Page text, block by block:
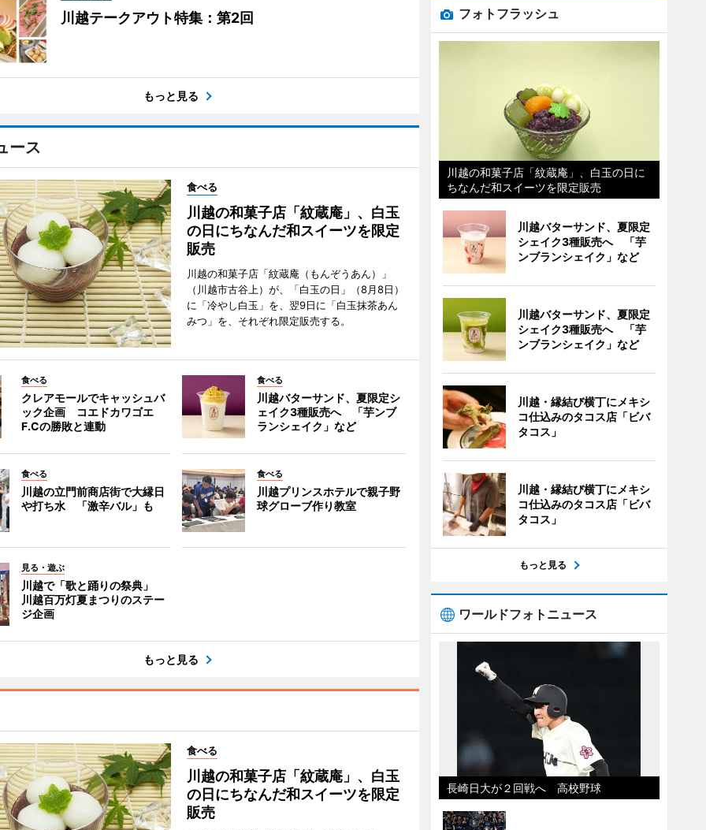
川越テークアウト特集：第2回
もっと見る
ース
食べる
川越の和菓子店「紋蔵庵」、白玉
の日にちなんだ和スイーツを限定
販売
川越の和菓子店「紋蔵庵（もんぞうあん）」
（川越市古谷上）が、「白玉の日」（8月8日）
に「冷やし白玉」を、翌9日に「白玉抹茶あん
みつ」を、それぞれ限定販売する。
食べる
クレアモールでキャッシュバ
ック企画 コエドカワゴエ
F.Cの勝敗と連動
食べる
川越バターサンド、夏限定シ
ェイク3種販売へ 「芋ンブ
ランシェイク」など
食べる
川越の立門前商店街で大縁日
や打ち水 「激辛バル」も
食べる
川越プリンスホテルで親子野
球グローブ作り教室
見る・遊ぶ
川越で「歌と踊りの祭典」
川越百万灯夏まつりのステー
ジ企画
もっと見る
食べる
川越の和菓子店「紋蔵庵」、白玉
の日にちなんだ和スイーツを限定
販売
フォトフラッシュ
川越の和菓子店「紋蔵庵」、白玉の日に
ちなんだ和スイーツを限定販売
川越バターサンド、夏限定
シェイク3種販売へ 「芋
ンブランシェイク」など
川越バターサンド、夏限定
シェイク3種販売へ 「芋
ンブランシェイク」など
川越・縁結び横丁にメキシ
コ仕込みのタコス店「ビバ
タコス」
川越・縁結び横丁にメキシ
コ仕込みのタコス店「ビバ
タコス」
もっと見る
ワールドフォトニュース
長崎日大が２回戦へ 高校野球